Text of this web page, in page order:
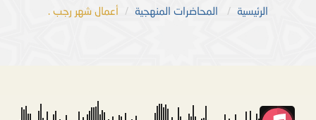
الرئيسية المحاضرات المنهجية أعمال شهر رجب .